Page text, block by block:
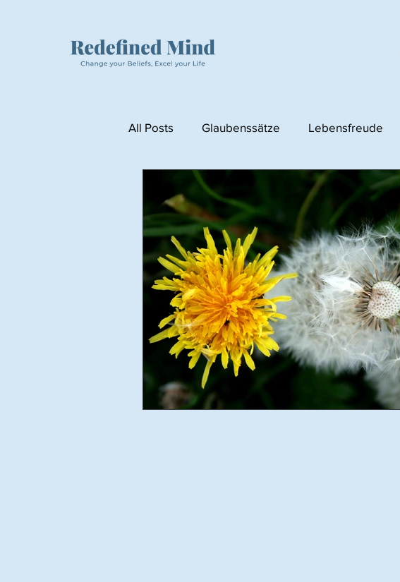
All Posts Glaubenssätze Lebensfreude